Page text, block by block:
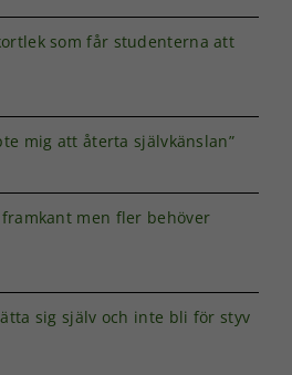
som får studenterna att
mig att återta självkänslan”
men fler behöver
sig själv och inte bli för styv
uppbyggnad,
används.
För att vår
bra som
möjligt under